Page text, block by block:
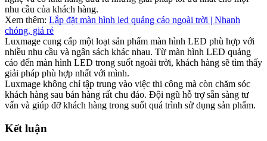
nhu cầu của khách hàng.
Xem thêm: Lắp đặt màn hình led quảng cáo ngoài trời | Nhanh
chóng, giá rẻ
Luxmage cung cấp một loạt sản phẩm màn hình LED phù hợp với
nhiều nhu cầu và ngân sách khác nhau. Từ màn hình LED quảng
cáo đến màn hình LED trong suốt ngoài trời, khách hàng sẽ tìm thấy
giải pháp phù hợp nhất với mình.
Luxmage không chỉ tập trung vào việc thi công mà còn chăm sóc
khách hàng sau bán hàng rất chu đáo. Đội ngũ hỗ trợ sẵn sàng tư
vấn và giúp đỡ khách hàng trong suốt quá trình sử dụng sản phẩm.
Kết luận​